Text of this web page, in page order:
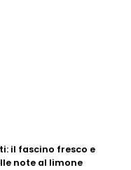
il fascino fresco e
note al limone